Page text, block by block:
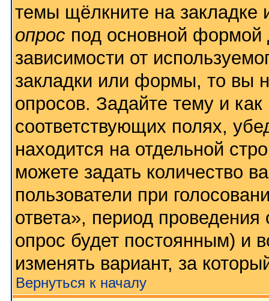
темы щёлкните на
опрос под основной формой
зависимости от
закладки или формы, то вы
опросов. Задайте тему и
соответствующих полях,
находится на отдельной
можете задать количество
пользователи при
ответа», период проведения
опрос будет постоянным) и
изменять вариант, за
Вернуться к началу